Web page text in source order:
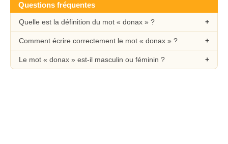
Questions fréquentes
Quelle est la définition du mot « donax » ?
Comment écrire correctement le mot « donax » ?
Le mot « donax » est-il masculin ou féminin ?